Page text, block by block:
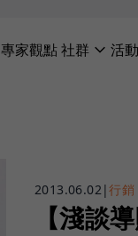
專家觀點社群 活動
2013.06.02|行銷
【淺談